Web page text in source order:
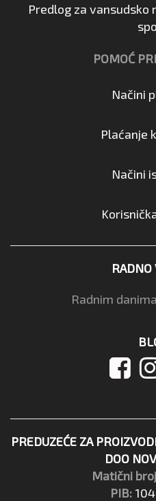
Predlog za
POMOĆ
Načini
Plaćanje
Načini
Radnim
PREDUZEĆE ZA
DOO
Matični
PIB: